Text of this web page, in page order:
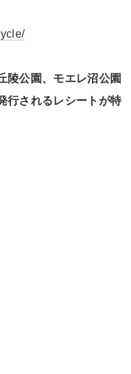
陵公園、モエレ沼公園
行されるレシートが特